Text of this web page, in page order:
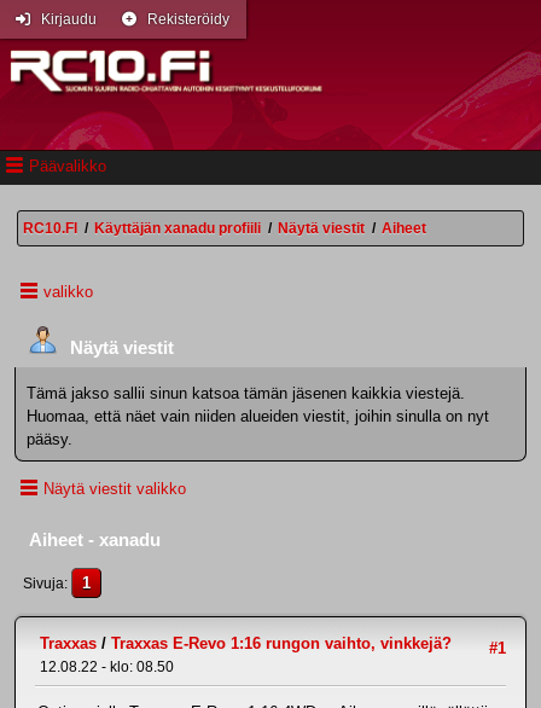
Päävalikko
Kirjaudu Rekisteröidy
RC10.FI / Käyttäjän xanadu profiili / Näytä viestit / Aiheet
valikko
Näytä viestit
Tämä jakso sallii sinun katsoa tämän jäsenen kaikkia viestejä.
Huomaa, että näet vain niiden alueiden viestit, joihin sinulla on nyt
pääsy.
Näytä viestit valikko
Aiheet - xanadu
Sivuja 1
#1
Traxxas / Traxxas E-Revo 1:16 rungon vaihto, vinkkejä?
12.08.22 - klo: 08.50